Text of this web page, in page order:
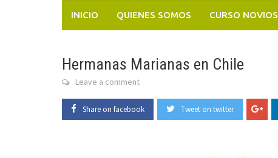
INICIO QUIENES SOMOS CURSO NOVIOS
Hermanas Marianas en Chile
Leave a comment
Share on facebook Tweet on twitter